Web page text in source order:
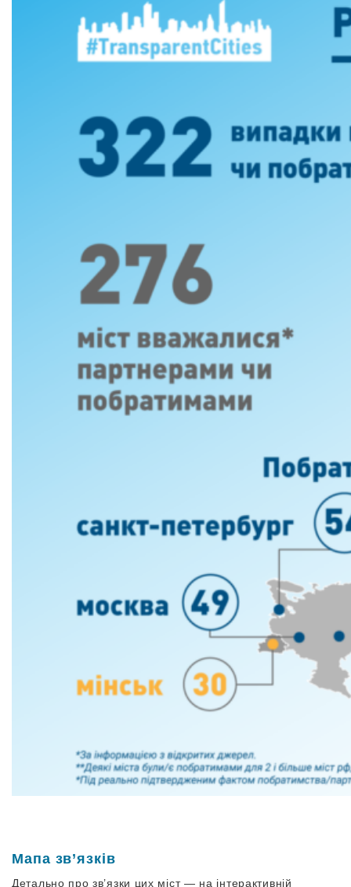
Мапа зв’язків
Детально про зв’язки цих міст — на інтерактивній